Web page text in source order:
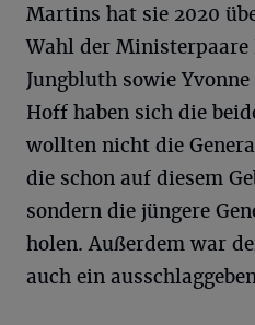
Martins hat sie 2020
Wahl der
Jungbluth sowie
Hoff haben sich die
wollten nicht die
die schon auf diesem
sondern die jüngere
holen. Außerdem war
auch ein